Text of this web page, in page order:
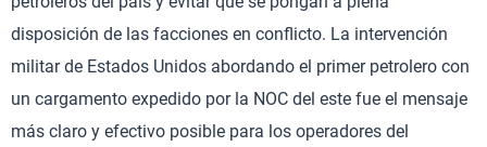
disposición de las facciones en conflicto. La intervención
militar de Estados Unidos abordando el primer petrolero con
un cargamento expedido por la NOC del este fue el mensaje
más claro y efectivo posible para los operadores del